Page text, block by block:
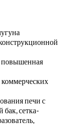
повышенная
печи с
сетка-